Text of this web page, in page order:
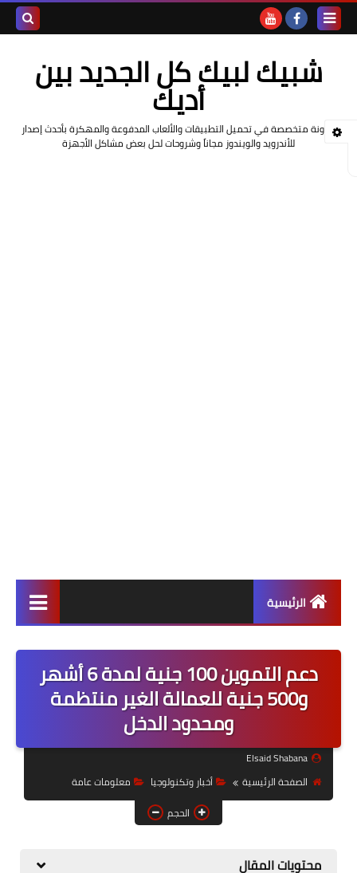
المدونةشبيك لبيك كل الجديد بين
أديك
مدونة متخصصة في تحميل التطبيقات والألعاب المدفوعة والمهكرة بأحدث إصدار
للأندرويد والويندوز مجاناً وشروحات لحل بعض مشاكل الأجهزة
الرئيسية
برامج وتطبيقات
حل مشاكل الهواتف الذكية
تحديث الرسيفرات
أنظمة تشغيل Windows
شروحات بلوجر
دعم التموين 100 جنية لمدة 6 أشهر
و500 جنية للعمالة الغير منتظمة
ومحدود الدخل
Elsaid Shabana
الصفحة الرئيسية
أخبار وتكنولوجيا
معلومات عامة
الحجم
محتويات المقال